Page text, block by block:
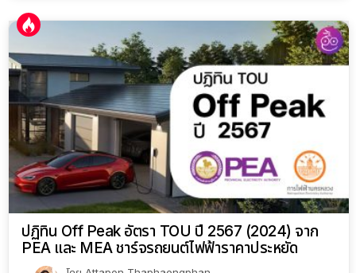
ปฏิทิน Off Peak อัตรา TOU ปี 2567 (2024) จาก
PEA และ MEA ชาร์จรถยนต์ไฟฟ้าราคาประหยัด